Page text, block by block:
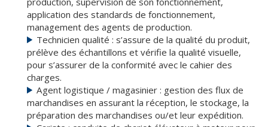
application des standards de fonctionnement,
management des agents de production.
Technicien qualité : s’assure de la qualité du produit,
prélève des échantillons et vérifie la qualité visuelle,
pour s’assurer de la conformité avec le cahier des
charges.
Agent logistique / magasinier : gestion des flux de
marchandises en assurant la réception, le stockage, la
préparation des marchandises ou/et leur expédition.